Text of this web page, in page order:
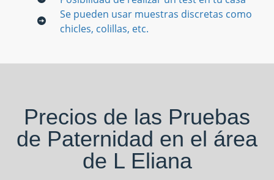
Se pueden usar muestras discretas como
chicles, colillas, etc.
Precios de las Pruebas
de Paternidad en el área
de L Eliana